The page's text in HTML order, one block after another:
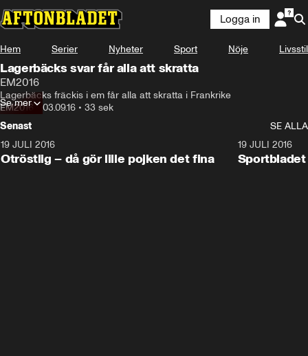
Logga in
Hem Serier Nyheter Sport Nöje Livsstil
Lagerbäcks svar får alla att skratta
EM2016
Lagerbäcks fräckis i em får alla att skratta i Frankrike
EM2016• 03.09.16 • 33 sek
Se mer
Senast
SE ALLA
19 JULI 2016
Otröstlig – då gör lille pojken det fina
19 JULI 2016